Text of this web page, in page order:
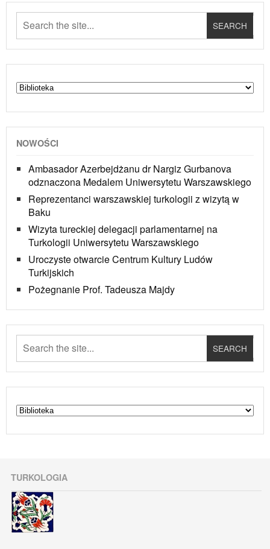
NOWOŚCI
Ambasador Azerbejdżanu dr Nargiz Gurbanova
odznaczona Medalem Uniwersytetu Warszawskiego
Reprezentanci warszawskiej turkologii z wizytą w
Baku
Wizyta tureckiej delegacji parlamentarnej na
Turkologii Uniwersytetu Warszawskiego
Uroczyste otwarcie Centrum Kultury Ludów
Turkijskich
Pożegnanie Prof. Tadeusza Majdy
TURKOLOGIA